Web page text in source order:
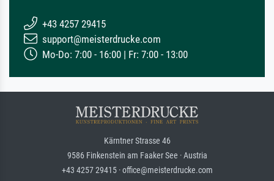
+43 4257 29415
support@meisterdrucke.com
Mo-Do: 7:00 - 16:00 | Fr: 7:00 - 13:00
Kärntner Strasse 46
9586 Finkenstein am Faaker See · Austria
+43 4257 29415 · office@meisterdrucke.com